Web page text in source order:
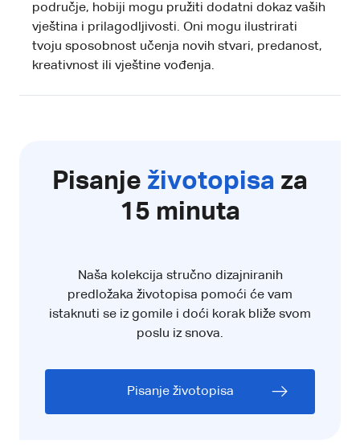
područje, hobiji mogu pružiti dodatni dokaz vaših
vještina i prilagodljivosti. Oni mogu ilustrirati
tvoju sposobnost učenja novih stvari, predanost,
kreativnost ili vještine vođenja.
Pisanje životopisa za
15 minuta
Naša kolekcija stručno dizajniranih
predložaka životopisa pomoći će vam
istaknuti se iz gomile i doći korak bliže svom
poslu iz snova.
Pisanje životopisa